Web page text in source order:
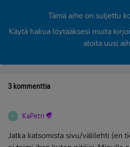
Tämä aihe on suljettu
Käytä hakua löytääksesi muita
aloita uusi
3 kommenttia
K KaPetri
Jatka katsomista sivu/välilehti (en